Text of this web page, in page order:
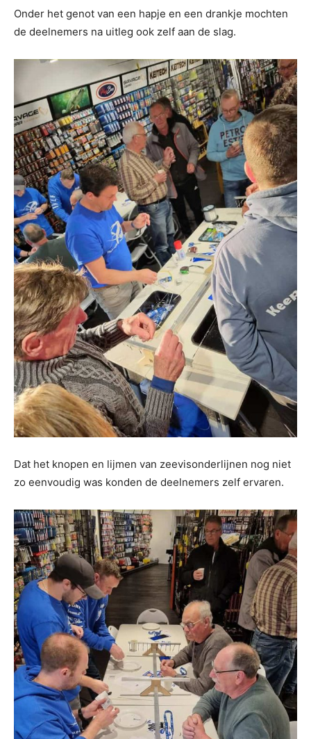
Onder het genot van een hapje en een drankje mochten
de deelnemers na uitleg ook zelf aan de slag.
Dat het knopen en lijmen van zeevisonderlijnen nog niet
zo eenvoudig was konden de deelnemers zelf ervaren.